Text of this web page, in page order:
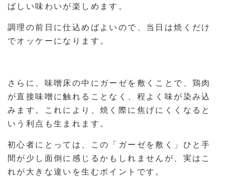
ばしい味わいが楽しめます。
調理の前日に仕込めばよいので、当日は焼くだけ
でオッケーになります。
さらに、味噌床の中にガーゼを敷くことで、鶏肉
が直接味噌に触れることなく、程よく味が染み込
みます。これにより、焼く際に焦げにくくなると
いう利点も生まれます。
初心者にとっては、この「ガーゼを敷く」ひと手
間が少し面倒に感じるかもしれませんが、実はこ
れが大きな違いを生むポイントです。